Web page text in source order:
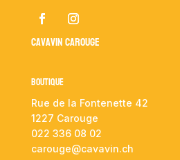
Cavavin Carouge
Boutique
Rue de la Fontenette 42
1227 Carouge
022 336 08 02
carouge@cavavin.ch